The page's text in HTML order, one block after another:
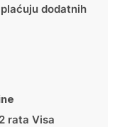
dodatnih
rata Visa